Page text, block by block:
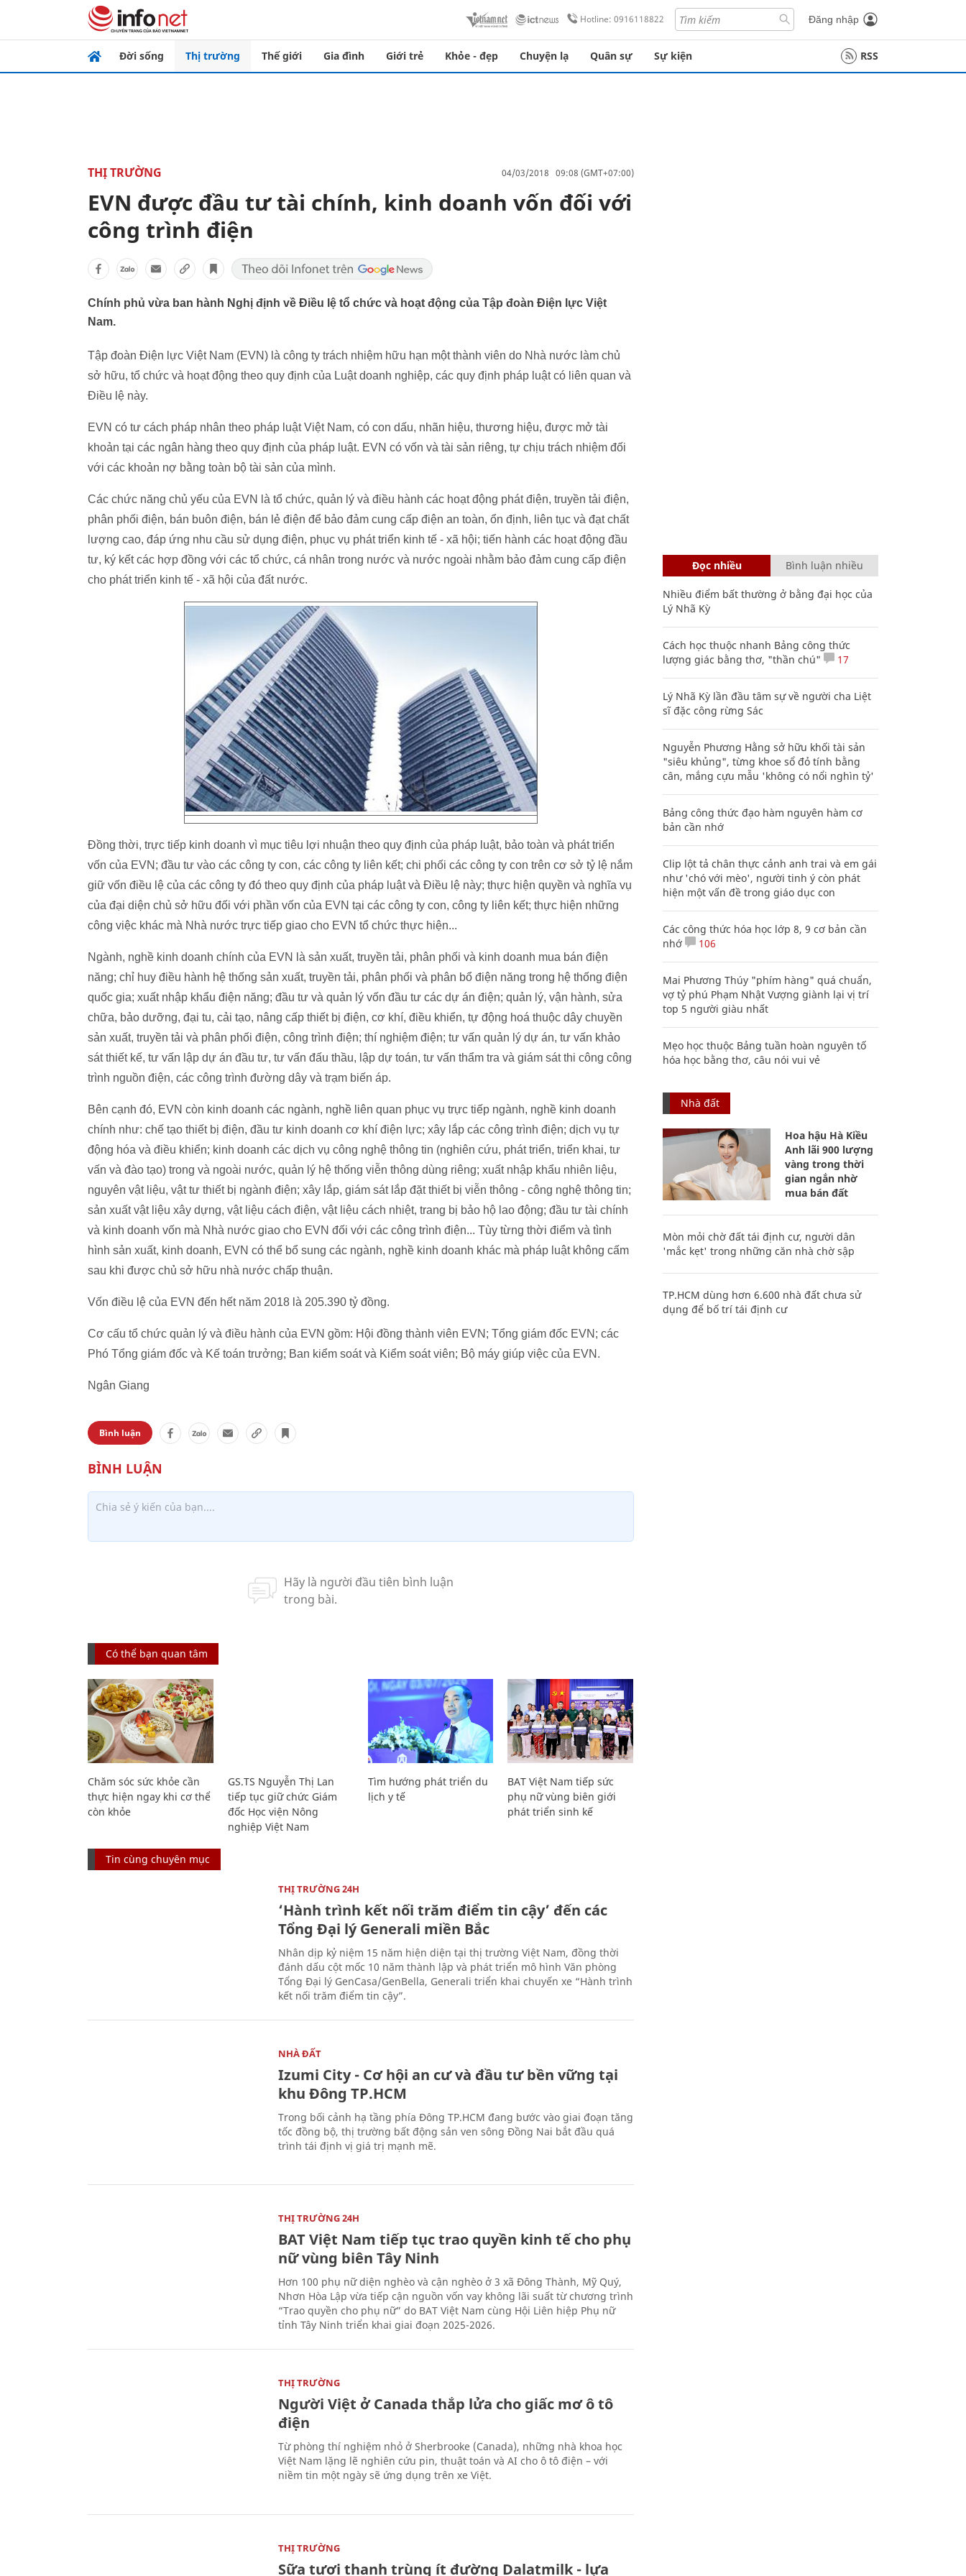
Hotline: 0916118822 Đăng nhập
Đời sống Thị trường Thế giới Gia đình Giới trẻ Khỏe - đẹp Chuyện lạ Quân sự Sự kiện RSS
THỊ TRƯỜNG 04/03/2018 09:08 (GMT+07:00)
EVN được đầu tư tài chính, kinh doanh vốn đối với
công trình điện
Chính phủ vừa ban hành Nghị định về Điều lệ tổ chức và hoạt động của Tập đoàn Điện lực Việt
Nam.
Tập đoàn Điện lực Việt Nam (EVN) là công ty trách nhiệm hữu hạn một thành viên do Nhà nước làm chủ
sở hữu, tổ chức và hoạt động theo quy định của Luật doanh nghiệp, các quy định pháp luật có liên quan và
Điều lệ này.
EVN có tư cách pháp nhân theo pháp luật Việt Nam, có con dấu, nhãn hiệu, thương hiệu, được mở tài
khoản tại các ngân hàng theo quy định của pháp luật. EVN có vốn và tài sản riêng, tự chịu trách nhiệm đối
với các khoản nợ bằng toàn bộ tài sản của mình.
Các chức năng chủ yếu của EVN là tổ chức, quản lý và điều hành các hoạt động phát điện, truyền tải điện,
phân phối điện, bán buôn điện, bán lẻ điện để bảo đảm cung cấp điện an toàn, ổn định, liên tục và đạt chất
lượng cao, đáp ứng nhu cầu sử dụng điện, phục vụ phát triển kinh tế - xã hội; tiến hành các hoạt động đầu
tư, ký kết các hợp đồng với các tổ chức, cá nhân trong nước và nước ngoài nhằm bảo đảm cung cấp điện
cho phát triển kinh tế - xã hội của đất nước.
Đồng thời, trực tiếp kinh doanh vì mục tiêu lợi nhuận theo quy định của pháp luật, bảo toàn và phát triển
vốn của EVN; đầu tư vào các công ty con, các công ty liên kết; chi phối các công ty con trên cơ sở tỷ lệ nắm
giữ vốn điều lệ của các công ty đó theo quy định của pháp luật và Điều lệ này; thực hiện quyền và nghĩa vụ
của đại diện chủ sở hữu đối với phần vốn của EVN tại các công ty con, công ty liên kết; thực hiện những
công việc khác mà Nhà nước trực tiếp giao cho EVN tổ chức thực hiện...
Ngành, nghề kinh doanh chính của EVN là sản xuất, truyền tải, phân phối và kinh doanh mua bán điện
năng; chỉ huy điều hành hệ thống sản xuất, truyền tải, phân phối và phân bổ điện năng trong hệ thống điện
quốc gia; xuất nhập khẩu điện năng; đầu tư và quản lý vốn đầu tư các dự án điện; quản lý, vận hành, sửa
chữa, bảo dưỡng, đại tu, cải tạo, nâng cấp thiết bị điện, cơ khí, điều khiển, tự động hoá thuộc dây chuyền
sản xuất, truyền tải và phân phối điện, công trình điện; thí nghiệm điện; tư vấn quản lý dự án, tư vấn khảo
sát thiết kế, tư vấn lập dự án đầu tư, tư vấn đấu thầu, lập dự toán, tư vấn thẩm tra và giám sát thi công công
trình nguồn điện, các công trình đường dây và trạm biến áp.
Bên cạnh đó, EVN còn kinh doanh các ngành, nghề liên quan phục vụ trực tiếp ngành, nghề kinh doanh
chính như: chế tạo thiết bị điện, đầu tư kinh doanh cơ khí điện lực; xây lắp các công trình điện; dịch vụ tự
động hóa và điều khiển; kinh doanh các dịch vụ công nghệ thông tin (nghiên cứu, phát triển, triển khai, tư
vấn và đào tạo) trong và ngoài nước, quản lý hệ thống viễn thông dùng riêng; xuất nhập khẩu nhiên liệu,
nguyên vật liệu, vật tư thiết bị ngành điện; xây lắp, giám sát lắp đặt thiết bị viễn thông - công nghệ thông tin;
sản xuất vật liệu xây dựng, vật liệu cách điện, vật liệu cách nhiệt, trang bị bảo hộ lao động; đầu tư tài chính
và kinh doanh vốn mà Nhà nước giao cho EVN đối với các công trình điện... Tùy từng thời điểm và tình
hình sản xuất, kinh doanh, EVN có thể bổ sung các ngành, nghề kinh doanh khác mà pháp luật không cấm
sau khi được chủ sở hữu nhà nước chấp thuận.
Vốn điều lệ của EVN đến hết năm 2018 là 205.390 tỷ đồng.
Cơ cấu tổ chức quản lý và điều hành của EVN gồm: Hội đồng thành viên EVN; Tổng giám đốc EVN; các
Phó Tổng giám đốc và Kế toán trưởng; Ban kiểm soát và Kiểm soát viên; Bộ máy giúp việc của EVN.
Ngân Giang
Bình luận
Có thể bạn quan tâm
Chăm sóc sức khỏe cần
thực hiện ngay khi cơ thể
còn khỏe
GS.TS Nguyễn Thị Lan
tiếp tục giữ chức Giám
đốc Học viện Nông
nghiệp Việt Nam
Tìm hướng phát triển du
lịch y tế
BAT Việt Nam tiếp sức
phụ nữ vùng biên giới
phát triển sinh kế
Tin cùng chuyên mục
THỊ TRƯỜNG 24H
‘Hành trình kết nối trăm điểm tin cậy’ đến các
Tổng Đại lý Generali miền Bắc
Nhân dịp kỷ niệm 15 năm hiện diện tại thị trường Việt Nam, đồng thời
đánh dấu cột mốc 10 năm thành lập và phát triển mô hình Văn phòng
Tổng Đại lý GenCasa/GenBella, Generali triển khai chuyến xe “Hành trình
kết nối trăm điểm tin cậy”.
NHÀ ĐẤT
Izumi City - Cơ hội an cư và đầu tư bền vững tại
khu Đông TP.HCM
Trong bối cảnh hạ tầng phía Đông TP.HCM đang bước vào giai đoạn tăng
tốc đồng bộ, thị trường bất động sản ven sông Đồng Nai bắt đầu quá
trình tái định vị giá trị mạnh mẽ.
THỊ TRƯỜNG 24H
BAT Việt Nam tiếp tục trao quyền kinh tế cho phụ
nữ vùng biên Tây Ninh
Hơn 100 phụ nữ diện nghèo và cận nghèo ở 3 xã Đông Thành, Mỹ Quý,
Nhơn Hòa Lập vừa tiếp cận nguồn vốn vay không lãi suất từ chương trình
“Trao quyền cho phụ nữ” do BAT Việt Nam cùng Hội Liên hiệp Phụ nữ
tỉnh Tây Ninh triển khai giai đoạn 2025-2026.
THỊ TRƯỜNG
Người Việt ở Canada thắp lửa cho giấc mơ ô tô
điện
Từ phòng thí nghiệm nhỏ ở Sherbrooke (Canada), những nhà khoa học
Việt Nam lặng lẽ nghiên cứu pin, thuật toán và AI cho ô tô điện – với
niềm tin một ngày sẽ ứng dụng trên xe Việt.
THỊ TRƯỜNG
Sữa tươi thanh trùng ít đường Dalatmilk - lựa
Đọc nhiều Bình luận nhiều
Nhiều điểm bất thường ở bằng đại học của
Lý Nhã Kỳ
Cách học thuộc nhanh Bảng công thức
lượng giác bằng thơ, "thần chú"
17
Lý Nhã Kỳ lần đầu tâm sự về người cha Liệt
sĩ đặc công rừng Sác
Nguyễn Phương Hằng sở hữu khối tài sản
"siêu khủng", từng khoe sổ đỏ tính bằng
cân, mắng cựu mẫu 'không có nổi nghìn tỷ'
Bảng công thức đạo hàm nguyên hàm cơ
bản cần nhớ
Clip lột tả chân thực cảnh anh trai và em gái
như 'chó với mèo', người tinh ý còn phát
hiện một vấn đề trong giáo dục con
Các công thức hóa học lớp 8, 9 cơ bản cần
nhớ
106
Mai Phương Thúy "phím hàng" quá chuẩn,
vợ tỷ phú Phạm Nhật Vượng giành lại vị trí
top 5 người giàu nhất
Mẹo học thuộc Bảng tuần hoàn nguyên tố
hóa học bằng thơ, câu nói vui vẻ
Nhà đất
Hoa hậu Hà Kiều
Anh lãi 900 lượng
vàng trong thời
gian ngắn nhờ
mua bán đất
Mòn mỏi chờ đất tái định cư, người dân
'mắc kẹt' trong những căn nhà chờ sập
TP.HCM dùng hơn 6.600 nhà đất chưa sử
dụng để bố trí tái định cư